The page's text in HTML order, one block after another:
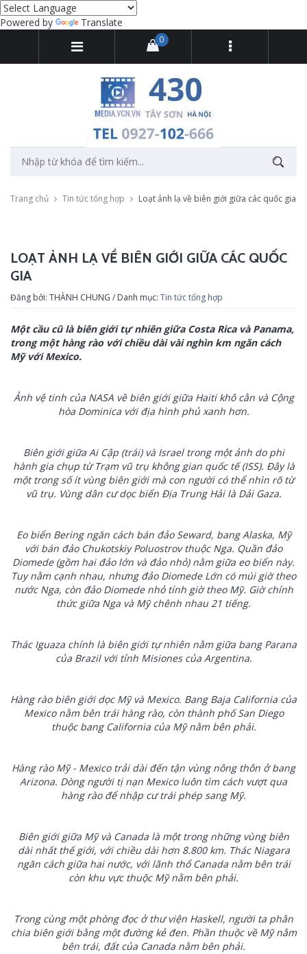
Powered by Translate
0
Trang chủ Tin tức tổng hợp Loạt ảnh lạ về biên giới giữa các quốc gia
LOẠT ẢNH LẠ VỀ BIÊN GIỚI GIỮA CÁC QUỐC
GIA
Đăng bởi: THÀNH CHUNG / Danh mục: Tin tức tổng hợp
Một cầu cũ là biên giới tự nhiên giữa Costa Rica và Panama,
trong một hàng rào với chiều dài vài nghìn km ngăn cách
Mỹ với Mexico.
Ảnh vệ tinh của NASA về biên giới giữa Haiti khô cằn và Cộng
hòa Dominica với địa hình phủ xanh hơn.
Biên giới giữa Ai Cập (trái) và Israel trong một ảnh do phi
hành gia chụp từ Trạm vũ trụ không gian quốc tế (ISS). Đây là
một trong số ít vùng biên giới mà con người có thể nhìn rõ từ
vũ trụ. Vùng dân cư dọc biển Địa Trung Hải là Dải Gaza.
Eo biển Bering ngăn cách bán đảo Seward, bang Alaska, Mỹ
với bán đảo Chukotskiy Poluostrov thuộc Nga. Quần đảo
Diomede (gồm hai đảo lớn và đảo nhỏ) nằm giữa eo biển này.
Tuy nằm cạnh nhau, nhưng đảo Diomede Lớn có múi giờ theo
nước Nga, còn đảo Diomede nhỏ tính giờ theo Mỹ. Giờ chính
thức giữa Nga và Mỹ chênh nhau 21 tiếng.
Thác Iguaza chính là biên giới tự nhiên nằm giữa bang Parana
của Brazil với tỉnh Misiones của Argentina.
Hàng rào biên giới dọc Mỹ và Mexico. Bang Baja California của
Mexico nằm bên trái hàng rào, còn thành phố San Diego
thuộc bang California của Mỹ nằm bên phải.
Hàng rào Mỹ - Mexico trải dài đến tận vùng nông thôn ở bang
Arizona. Dòng người tị nạn Mexico luôn tìm cách vượt qua
hàng rào để nhập cư trái phép sang Mỹ.
Biên giới giữa Mỹ và Canada là một trong những vùng biên
dài nhất thế giới, với chiều dài hơn 8.800 km. Thác Niagara
ngăn cách giữa hai nước, với lãnh thổ Canada nằm bên trái
còn khu vực thuộc Mỹ nằm bên phải.
Trong cùng một phòng đọc ở thư viện Haskell, người ta phân
chia biên giới bằng một đường kẻ đen. Phần thuộc về Mỹ nằm
bên trái, đất của Canada nằm bên phải.